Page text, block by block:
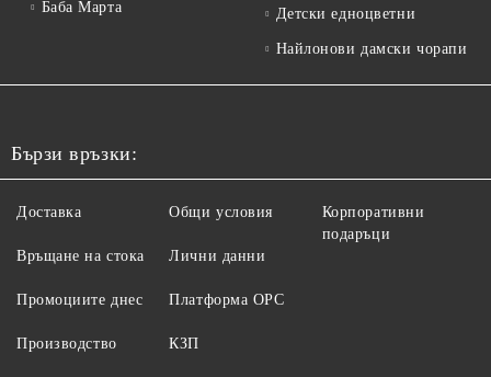
Баба Марта Детски едноцветни
Найлонови дамски чорапи
Бързи връзки:
Доставка
Връщане на стока
Промоциите днес
Производство
Общи условия
Лични данни
Платформа ОРС
КЗП
Корпоративни
подаръци